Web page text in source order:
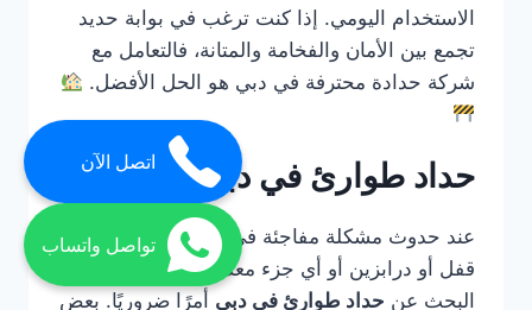
الاستخدام اليومي. إذا كنت ترغب في بوابة حديد
تجمع بين الأمان والفخامة والمتانة، فالتعامل مع
شركة حدادة محترفة في دبي هو الحل الأفضل.
حداد طوارئ في دبي
عند حدوث مشكلة مفاجئة في باب حديد أو بوابة أو
قفل أو درابزين أو أي جزء معدني مهم، يصبح
البحث عن حداد طوارئ في دبي أمرًا ضروريًا. بعض
اتصل الآن
تواصل واتساب